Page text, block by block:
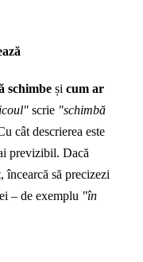
schimbe și cum ar
scrie "schimbă
cât descrierea este
previzibil. Dacă
încearcă să precizezi
– de exemplu "în